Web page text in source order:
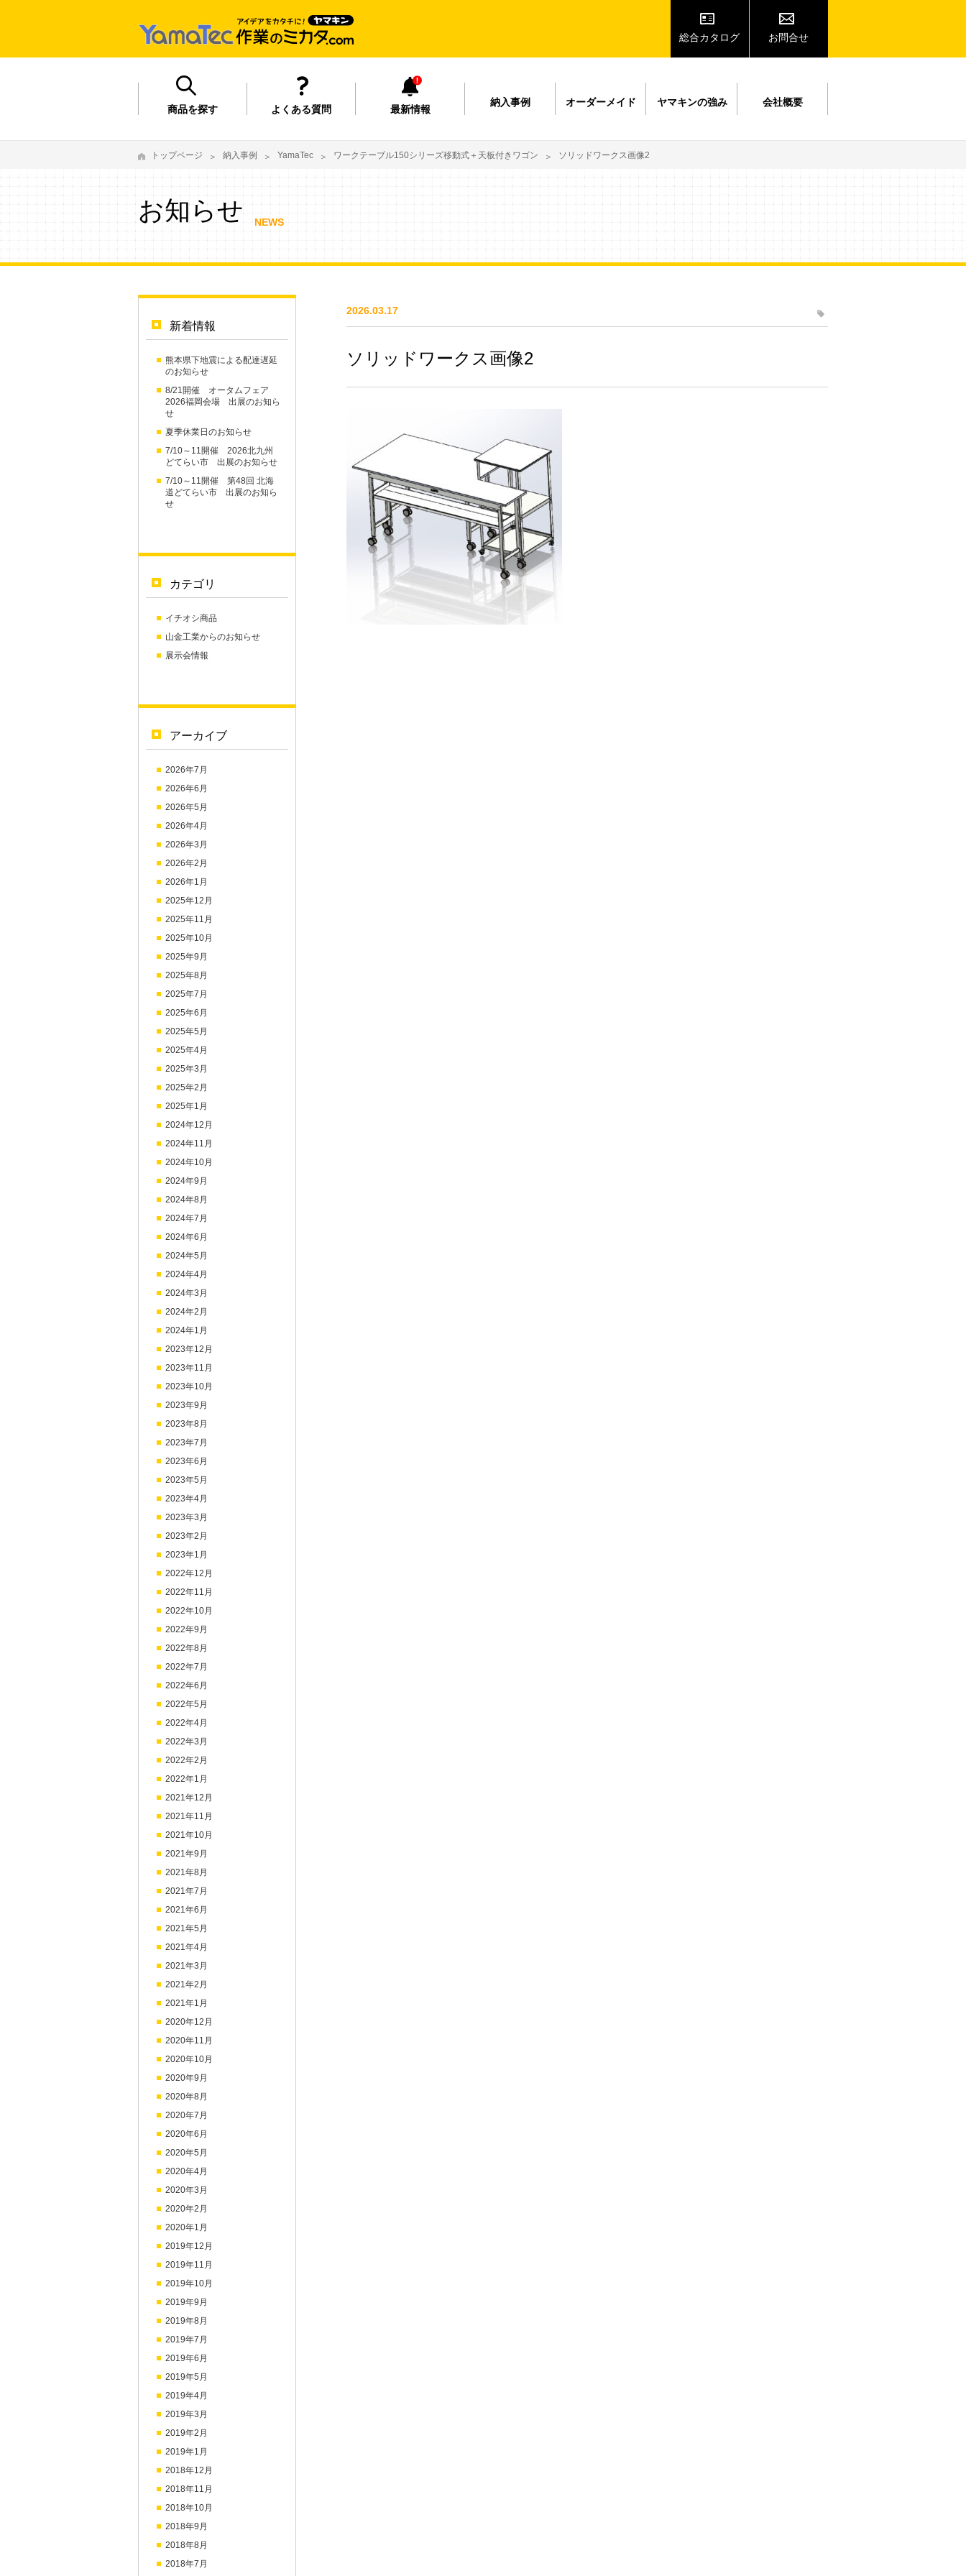
総合カタログ お問合せ
商品を探す よくある質問 最新情報
納入事例 オーダーメイド ヤマキンの強み 会社概要
トップページ 納入事例 YamaTec ワークテーブル150シリーズ移動式＋天板付きワゴン ソリッドワークス画像2
お知らせ NEWS
新着情報
熊本県下地震による配達遅延
のお知らせ
8/21開催 オータムフェア
2026福岡会場 出展のお知ら
せ
夏季休業日のお知らせ
7/10～11開催 2026北九州
どてらい市 出展のお知らせ
7/10～11開催 第48回 北海
道どてらい市 出展のお知ら
せ
カテゴリ
イチオシ商品
山金工業からのお知らせ
展示会情報
アーカイブ
2026年7月
2026年6月
2026年5月
2026年4月
2026年3月
2026年2月
2026年1月
2025年12月
2025年11月
2025年10月
2025年9月
2025年8月
2025年7月
2025年6月
2025年5月
2025年4月
2025年3月
2025年2月
2025年1月
2024年12月
2024年11月
2024年10月
2024年9月
2024年8月
2024年7月
2024年6月
2024年5月
2024年4月
2024年3月
2024年2月
2024年1月
2023年12月
2023年11月
2023年10月
2023年9月
2023年8月
2023年7月
2023年6月
2023年5月
2023年4月
2023年3月
2023年2月
2023年1月
2022年12月
2022年11月
2022年10月
2022年9月
2022年8月
2022年7月
2022年6月
2022年5月
2022年4月
2022年3月
2022年2月
2022年1月
2021年12月
2021年11月
2021年10月
2021年9月
2021年8月
2021年7月
2021年6月
2021年5月
2021年4月
2021年3月
2021年2月
2021年1月
2020年12月
2020年11月
2020年10月
2020年9月
2020年8月
2020年7月
2020年6月
2020年5月
2020年4月
2020年3月
2020年2月
2020年1月
2019年12月
2019年11月
2019年10月
2019年9月
2019年8月
2019年7月
2019年6月
2019年5月
2019年4月
2019年3月
2019年2月
2019年1月
2018年12月
2018年11月
2018年10月
2018年9月
2018年8月
2018年7月
2026.03.17
ソリッドワークス画像2